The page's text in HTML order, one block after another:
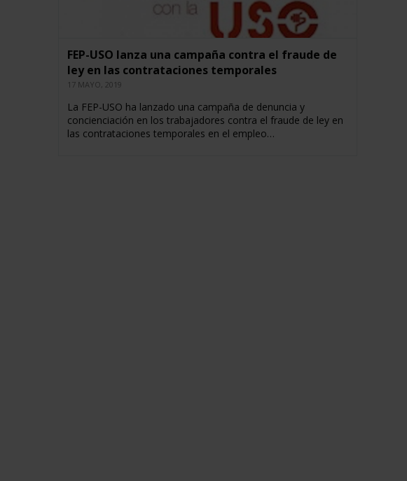
FEP-USO lanza una campaña contra el fraude de
ley en las contrataciones temporales
17 MAYO, 2019
La FEP-USO ha lanzado una campaña de denuncia y
concienciación en los trabajadores contra el fraude de ley en
las contrataciones temporales en el empleo…